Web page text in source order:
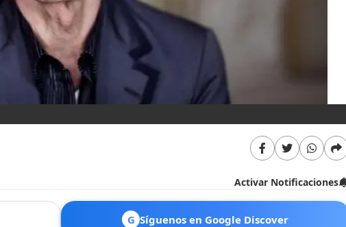
Activar Notificaciones
G Síguenos en Google Discover